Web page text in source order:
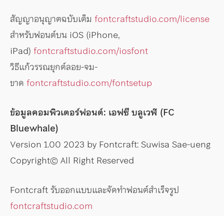
สัญญาอนุญาตฉบับเต็ม fontcraftstudio.com/license
สำหรับฟอนต์บน iOS (iPhone,
iPad) fontcraftstudio.com/iosfont
วิธีแก้วรรณยุกต์ลอย-จม-
ขาด fontcraftstudio.com/fontsetup
ข้อมูลคอมพิวเตอร์ฟอนต์: เอฟซี บลูเวฬ (FC
Bluewhale)
Version 1.00 2023 by Fontcraft: Suwisa Sae-ueng
Copyright© All Right Reserved
Fontcraft รับออกแบบและจัดทำฟอนต์สำเร็จรูป
fontcraftstudio.com